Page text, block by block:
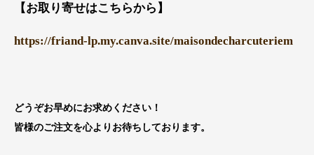
【お取り寄せはこちらから】
https://friand-lp.my.canva.site/maisondecharcuteriem
どうぞお早めにお求めください！
皆様のご注文を心よりお待ちしております。